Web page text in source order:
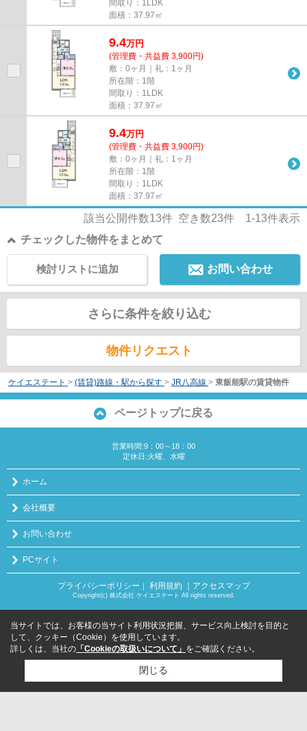
間取り：1LDK
面積：37.97㎡
9.4万円
(管理費・共益費 3,900円)
敷：0ヶ月｜礼：1ヶ月
所在階：1階
間取り：1LDK
面積：37.97㎡
9.4万円
(管理費・共益費 3,900円)
敷：0ヶ月｜礼：1ヶ月
所在階：1階
間取り：1LDK
面積：37.97㎡
該当公開件数13件 空き数23件 1-13件表示
チェックした物件をまとめて
お問い合わせ
検討リストに追加
さらに条件を絞り込む
物件リクエスト
ケイエステート > (賃貸)路線・駅から探す > JR八高線 > 東飯能駅の賃貸物件
ページトップに戻る
営業時間:9：00～18：00
定休日:火曜、水曜
ホーム
会社概要
お問い合わせ
PCサイト
プライバシーポリシー ｜ 利用規約 ｜アクセスマップ
Copyright(c) 株式会社 ケイエステート All rights reserved.
当サイトでは、お客様の当サイト利用状況把握、サービス向上検討を目的と
して、クッキー（Cookie）を使用しています。
詳しくは、当社の 「Cookieの取扱いについて」 をご確認ください。
閉じる